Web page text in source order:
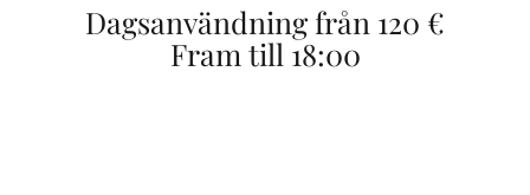
Dagsanvändning från 120 €
Fram till 18:00